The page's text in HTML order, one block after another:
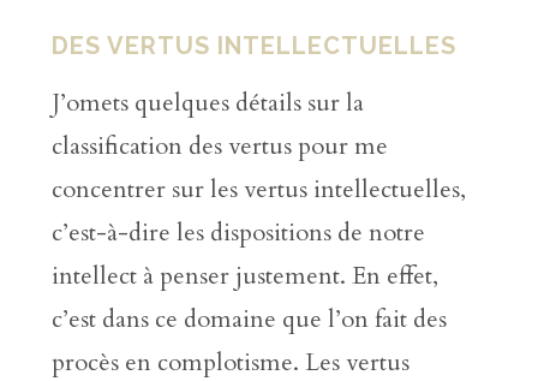
DES VERTUS INTELLECTUELLES
J’omets quelques détails sur la
classification des vertus pour me
concentrer sur les vertus intellectuelles,
c’est-à-dire les dispositions de notre
intellect à penser justement. En effet,
c’est dans ce domaine que l’on fait des
procès en complotisme. Les vertus